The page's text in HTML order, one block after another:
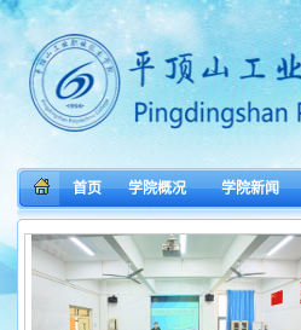
首页 学院概况 学院新闻